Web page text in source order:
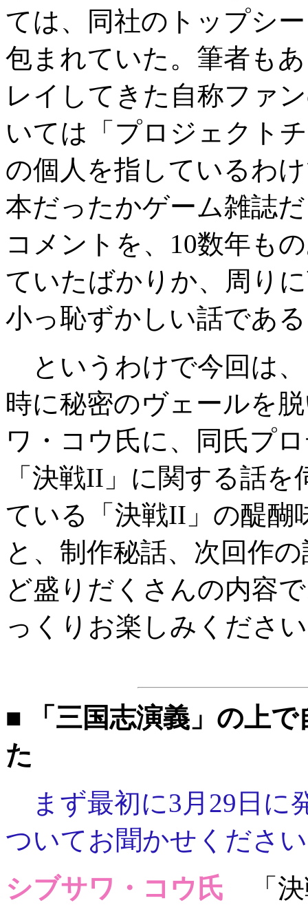
ては、同社のトップシ
包まれていた。筆者も
レイしてきた自称ファ
いては「プロジェクト
の個人を指しているわ
本だったかゲーム雑誌
コメントを、10数年も
ていたばかりか、周り
小っ恥ずかしい話であ
というわけで今回は
時に秘密のヴェールを
ワ・コウ氏に、同氏プ
「決戦II」に関する話
ている「決戦II」の醍醐
と、制作秘話、次回作
ど盛りだくさんの内容
っくりお楽しみくださ
■ 「三国志演義」の上
た
まず最初に3月29日に
ついてお聞かせください
シブサワ・コウ氏 「決